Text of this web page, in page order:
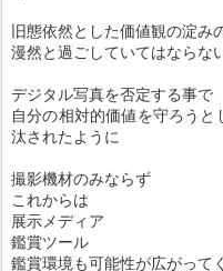
旧態依然とした価値観の淀み
漫然と過ごしていてはならな
デジタル写真を否定する事で
自分の相対的価値を守ろう
汰されたように
撮影機材のみならず
これからは
展示メディア
鑑賞ツール
鑑賞環境も可能性が広がって